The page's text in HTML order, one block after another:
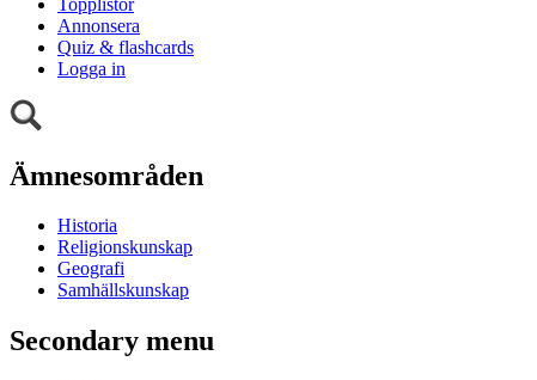
Annonsera
Quiz & flashcards
Logga in
Ämnesområden
Historia
Religionskunskap
Geografi
Samhällskunskap
Secondary menu